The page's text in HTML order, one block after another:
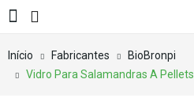
Início Fabricantes
BioBronpi
Vidro Para Salamandras A Pellets